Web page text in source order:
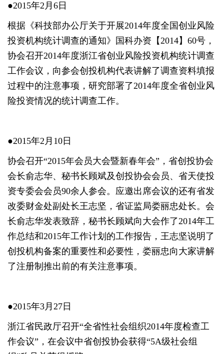
●2015年2月6日
根据《科技部办公厅关于开展2014年度全国创业风险
投资机构统计调查的通知》国科办资【2014】60号，
协会召开2014年度浙江省创业风险投资机构统计调查
工作会议，向参会创投机构代表讲解了调查资料填报
过程中的注意事项，研究部署了2014年度全省创业风
险投资情况的统计调查工作。
●2015年2月10日
协会召开“2015年会员大会暨新春年会”，省创投协会
会长俞志华、秘书长顾斌及创投协会会员、省天使投
资专委会会员90余人参会。应邀出席会议的还有省发
改委财金处副处长王志坚，省证监局娄丽忠处长。会
长俞志华发表致辞，秘书长顾斌向大会作了2014年工
作总结和2015年工作计划的工作报告，王志坚说明了
创投机构备案的重要性和必要性，娄丽忠向大家讲解
了注册制推出前的有关注意事项。
●2015年3月27日
浙江省民政厅召开“全省性社会组织2014年度检查工
作会议”，在会议中省创投协会获得“5A级社会组